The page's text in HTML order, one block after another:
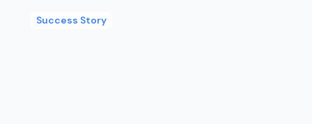
Success Story